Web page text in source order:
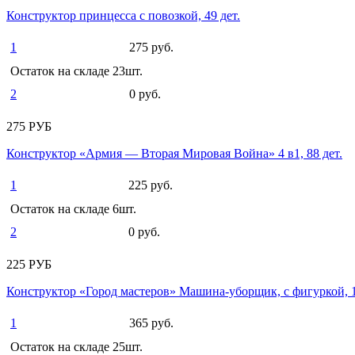
Конструктор принцесса с повозкой, 49 дет.
1
275 руб.
Остаток на складе 23шт.
2
0 руб.
275 РУБ
Конструктор «Армия — Вторая Мировая Война» 4 в1, 88 дет.
1
225 руб.
Остаток на складе 6шт.
2
0 руб.
225 РУБ
Конструктор «Город мастеров» Машина-уборщик, с фигуркой,
1
365 руб.
Остаток на складе 25шт.